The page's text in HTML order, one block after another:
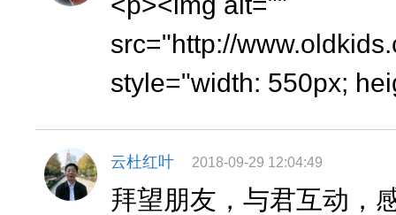
src="http://
style="width: 550px;
云杜红叶 2018-09-29 12:04:49
拜望朋友，与君互动，